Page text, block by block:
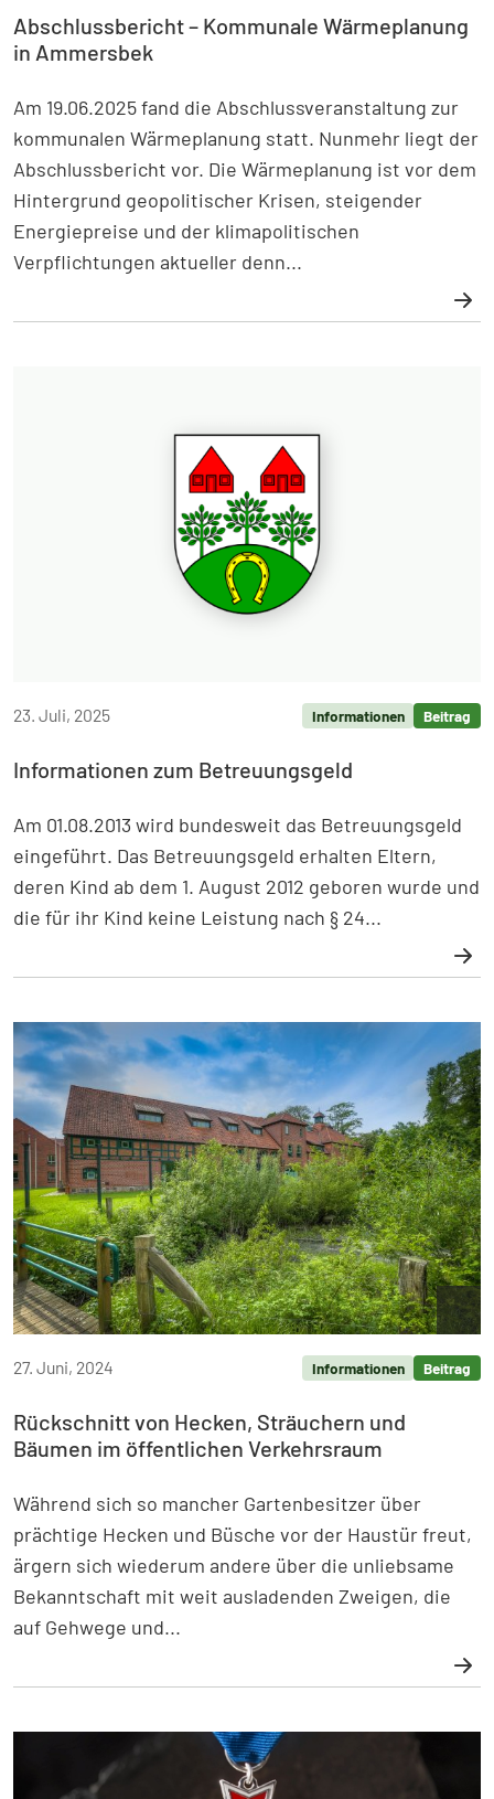
Abschlussbericht – Kommunale Wärmeplanung
in Ammersbek
Am 19.06.2025 fand die Abschlussveranstaltung zur
kommunalen Wärmeplanung statt. Nunmehr liegt der
Abschlussbericht vor. Die Wärmeplanung ist vor dem
Hintergrund geopolitischer Krisen, steigender
Energiepreise und der klimapolitischen
Verpflichtungen aktueller denn...
Weiterlesen: Abschlussbericht – Kommunale
23. Juli, 2025 Informationen Beitrag
Informationen zum Betreuungsgeld
Am 01.08.2013 wird bundesweit das Betreuungsgeld
eingeführt. Das Betreuungsgeld erhalten Eltern,
deren Kind ab dem 1. August 2012 geboren wurde und
die für ihr Kind keine Leistung nach § 24...
Weiterlesen: Informationen zum Betreuungsgeld
27. Juni, 2024 Informationen Beitrag
Rückschnitt von Hecken, Sträuchern und
Bäumen im öffentlichen Verkehrsraum
Während sich so mancher Gartenbesitzer über
prächtige Hecken und Büsche vor der Haustür freut,
ärgern sich wiederum andere über die unliebsame
Bekanntschaft mit weit ausladenden Zweigen, die
auf Gehwege und...
Weiterlesen: Rückschnitt von Hecken, Sträuchern